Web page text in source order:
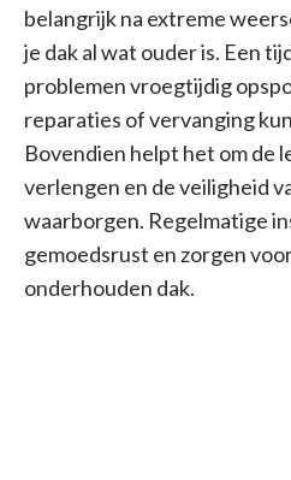
belangrijk na extreme
je dak al wat ouder is. Een
problemen vroegtijdig
reparaties of vervanging
Bovendien helpt het om de
verlengen en de veiligheid
waarborgen. Regelmatige
gemoedsrust en zorgen
onderhouden dak.